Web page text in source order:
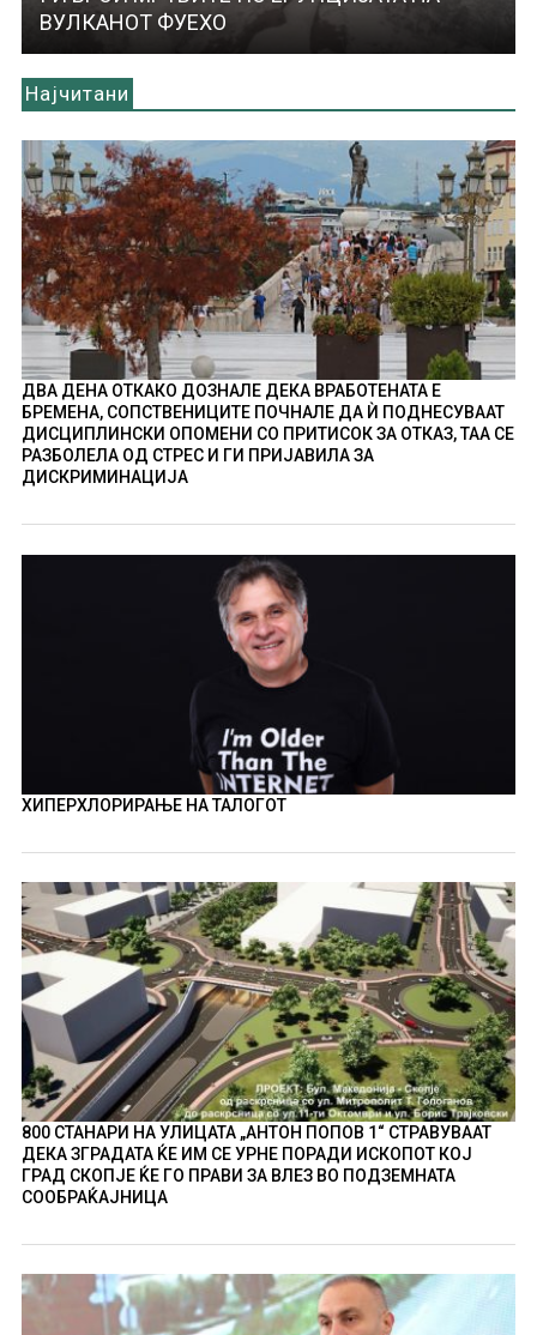
ВУЛКАНОТ ФУЕХО
Најчитани
ДВА ДЕНА ОТКАКО ДОЗНАЛЕ ДЕКА ВРАБОТЕНАТА Е
БРЕМЕНА, СОПСТВЕНИЦИТЕ ПОЧНАЛЕ ДА Ѝ ПОДНЕСУВААТ
ДИСЦИПЛИНСКИ ОПОМЕНИ СО ПРИТИСОК ЗА ОТКАЗ, ТАА СЕ
РАЗБОЛЕЛА ОД СТРЕС И ГИ ПРИЈАВИЛА ЗА
ДИСКРИМИНАЦИЈА
ХИПЕРХЛОРИРАЊЕ НА ТАЛОГОТ
800 СТАНАРИ НА УЛИЦАТА „АНТОН ПОПОВ 1“ СТРАВУВААТ
ДЕКА ЗГРАДАТА ЌЕ ИМ СЕ УРНЕ ПОРАДИ ИСКОПОТ КОЈ
ГРАД СКОПЈЕ ЌЕ ГО ПРАВИ ЗА ВЛЕЗ ВО ПОДЗЕМНАТА
СООБРАЌАЈНИЦА